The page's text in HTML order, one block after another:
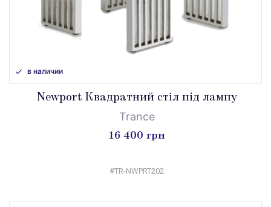
в наличии
Newport Квадратний стіл під лампу
Trance
16 400 грн
#TR-NWPRT202